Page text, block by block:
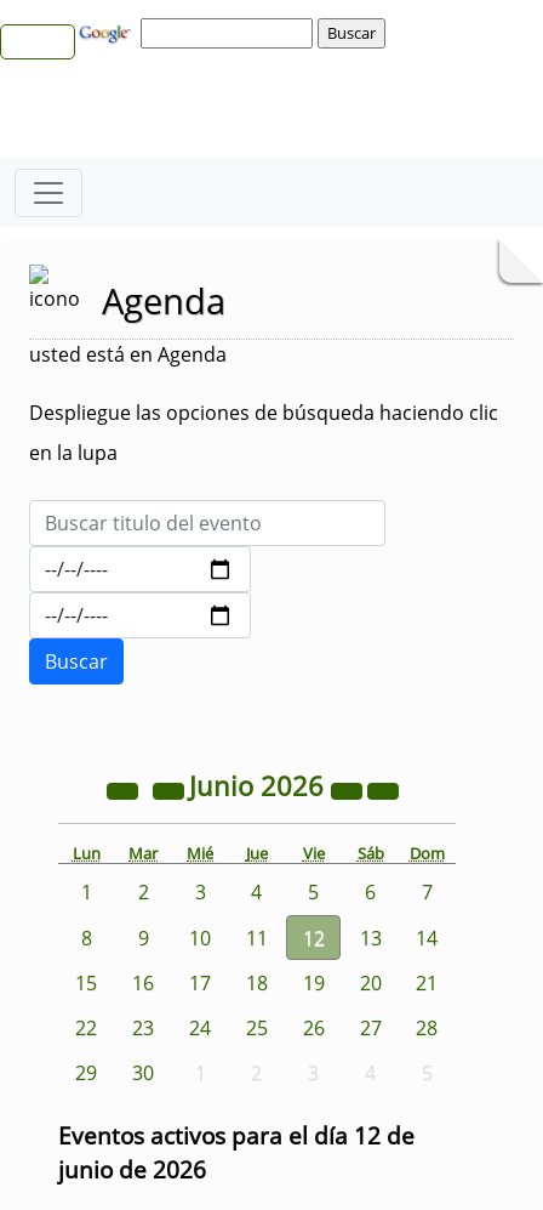
Agenda
usted está en Agenda
Despliegue las opciones de búsqueda haciendo clic
en la lupa
Junio 2026
Lun Mar Mié Jue Vie Sáb Dom
1 2 3 4 5 6
7
8
9 10 11 12 13
14
15
16 17 18 19 20
21
22
23 24 25 26 27
28
29
30 1 2 3 4 5
Eventos activos para el día 12 de
junio de 2026